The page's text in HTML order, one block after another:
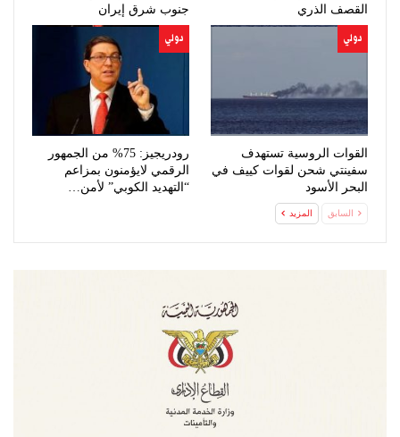
القصف الذري
جنوب شرق إيران
دولي
القوات الروسية تستهدف
سفينتي شحن لقوات كييف في
البحر الأسود
دولي
رودريجيز: 75% من الجمهور
الرقمي لايؤمنون بمزاعم
“التهديد الكوبي” لأمن…
السابق المزيد